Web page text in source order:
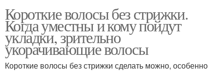
Короткие волосы без стрижки.
Когда уместны и кому пойдут
укладки, зрительно
укорачивающие волосы
Короткие волосы без стрижки сделать можно, особенно